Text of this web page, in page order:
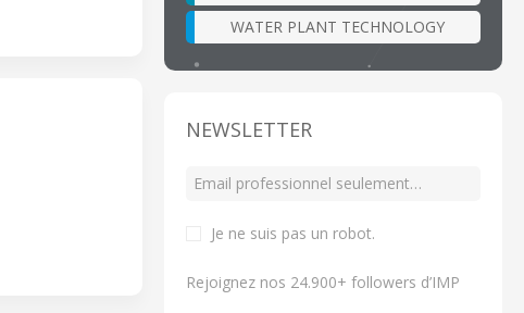
WATER PLANT TECHNOLOGY
NEWSLETTER
Je ne suis pas un robot.
Rejoignez nos 24.900+ followers d’IMP